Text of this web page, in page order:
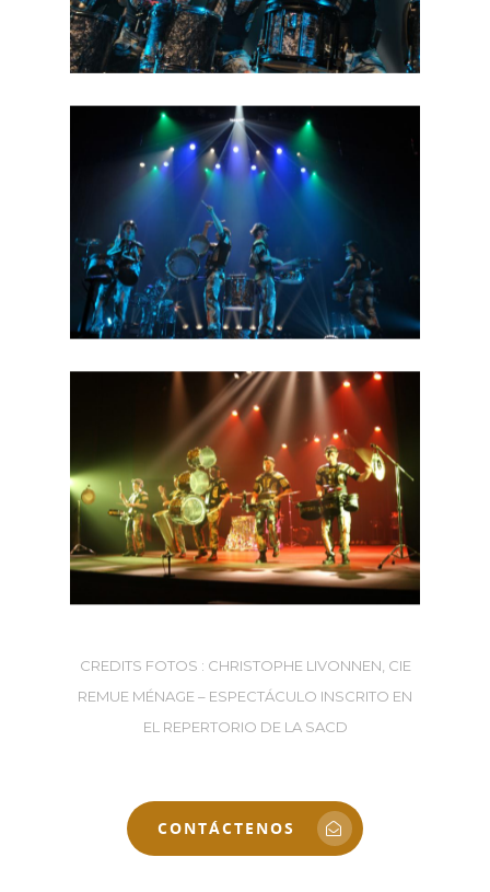
CREDITS FOTOS : CHRISTOPHE LIVONNEN, CIE
REMUE MÉNAGE – ESPECTÁCULO INSCRITO EN
EL REPERTORIO DE LA SACD
CONTÁCTENOS